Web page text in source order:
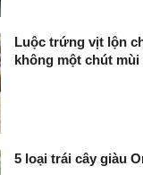
Luộc trứng vịt lộn
không một chút mùi
5 loại trái cây giàu